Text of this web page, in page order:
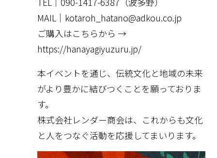
MAIL｜kotaroh_hatano@adkou.co.jp
ご購入はこちらから →
https://hanayagiyuzuru.jp/
本イベントを通じ、伝統文化と地域の未来
がより豊かに結びつくことを願っておりま
す。
株式会社レンダー商会は、これからも文化
と人をつなぐ活動を応援してまいります。